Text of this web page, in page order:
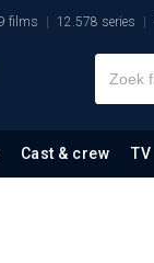
films 12.578 series
Cast & crew TV